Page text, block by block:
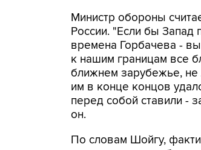
Министр обороны
России. "Если бы Запад
времена Горбачева -
к нашим границам все
ближнем зарубежье, не
им в конце концов
перед собой ставили -
он.
По словам Шойгу,